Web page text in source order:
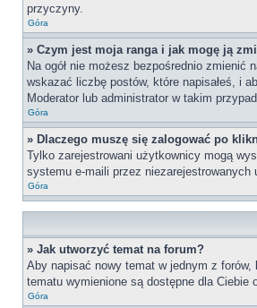
przyczyny.
Góra
» Czym jest moja ranga i jak mogę ją
Na ogół nie możesz bezpośrednio
wskazać liczbę postów, które napisałeś, i
Moderator lub administrator w takim
Góra
» Dlaczego muszę się zalogować po
Tylko zarejestrowani użytkownicy mogą
systemu e-maili przez niezarejestrowanych
Góra
» Jak utworzyć temat na forum?
Aby napisać nowy temat w jednym z
tematu wymienione są dostępne dla Ciebie
Góra